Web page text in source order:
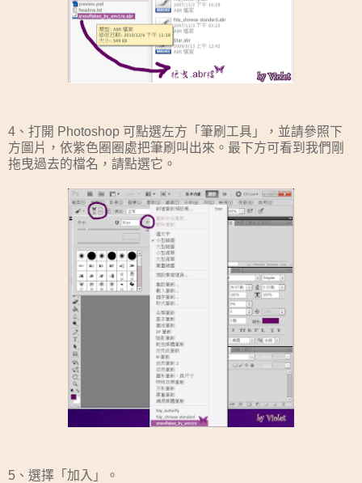
4、打開 Photoshop 可點選左方「筆刷工具」，並請參照下
方圖片，依紫色圈圈處把筆刷叫出來。最下方可看到我們剛
拖曳過去的檔名，請點選它。
5、選擇「加入」。